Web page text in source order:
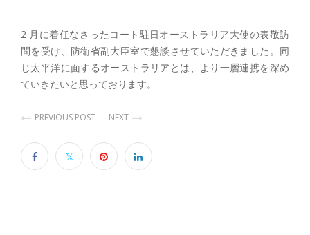
2 月に着任なさったコート駐日オーストラリア大使の表敬訪
問を受け、防衛省副大臣室で懇談させていただきました。同
じ太平洋に面するオーストラリアとは、より一層連携を深め
ていきたいと思っております。
PREVIOUS POST NEXT